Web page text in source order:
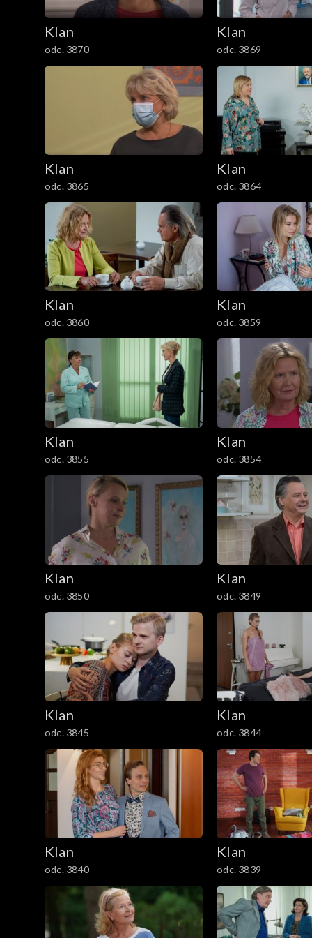
2101–2200
2001–2100
1901–2000
1801–1900
1701–1800
1601–1700
1501–1600
1401–1500
1301–1400
1101–1200
1001–1100
901–1000
801–900
701–800
601–700
501–600
401–500
301–400
201–300
101–200
1–100
Klan
odc. 3870
Klan
odc. 3869
Klan
odc. 3865
Klan
odc. 3864
Klan
odc. 3860
Klan
odc. 3859
Klan
odc. 3855
Klan
odc. 3854
Klan
odc. 3850
Klan
odc. 3849
Klan
odc. 3845
Klan
odc. 3844
Klan
odc. 3840
Klan
odc. 3839